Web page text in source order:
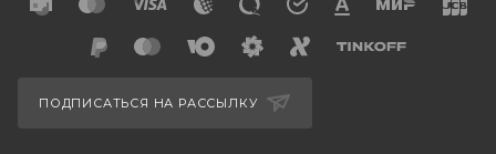
ПОДПИСАТЬСЯ НА РАССЫЛКУ